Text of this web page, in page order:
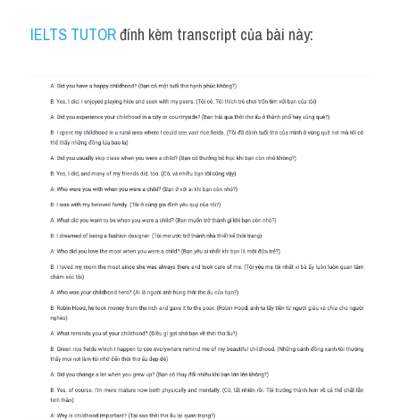
IELTS TUTOR đính kèm transcript của bài này: